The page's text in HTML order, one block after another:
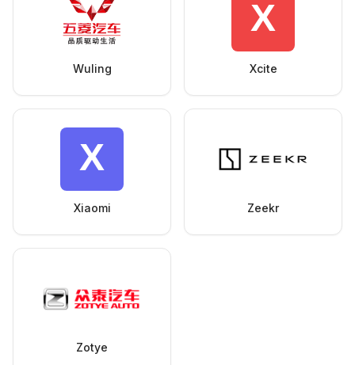
Wuling Xcite
Xiaomi Zeekr
Zotye